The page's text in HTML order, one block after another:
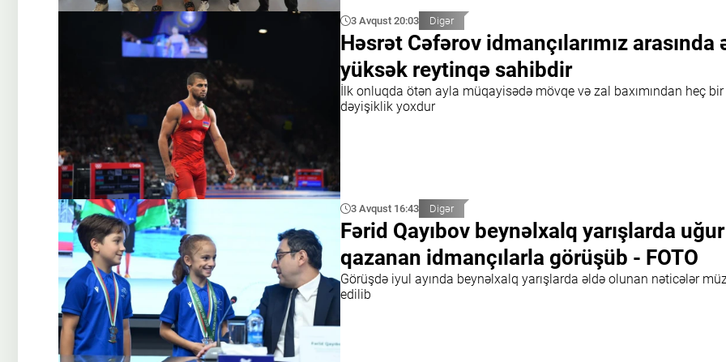
3 Avqust 20:03 Digər
Həsrət Cəfərov idmançılarımız arasında
yüksək reytinqə sahibdir
İlk onluqda ötən ayla müqayisədə mövqe və zal baxımından heç bir
dəyişiklik yoxdur
3 Avqust 16:43 Digər
Fərid Qayıbov beynəlxalq yarışlarda uğur
qazanan idmançılarla görüşüb - FOTO
Görüşdə iyul ayında beynəlxalq yarışlarda əldə olunan nəticələr
edilib